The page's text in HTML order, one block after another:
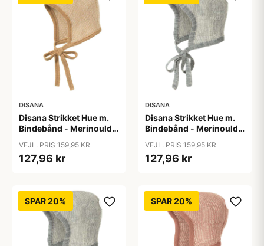
DISANA
Disana Strikket Hue m.
Bindebånd - Merinould -
VEJL. PRIS 159,95 KR
127,96 kr
DISANA
Disana Strikket Hue m.
Bindebånd - Merinould -
VEJL. PRIS 159,95 KR
127,96 kr
SPAR 20% SPAR 20%